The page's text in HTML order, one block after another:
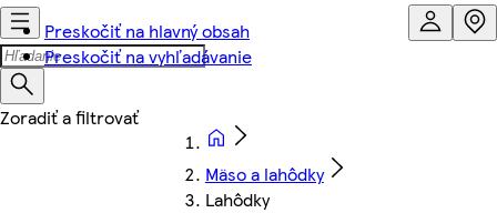
Preskočiť na hlavný obsah
Preskočiť na vyhľadávanie
Mäso a lahôdky
Lahôdky